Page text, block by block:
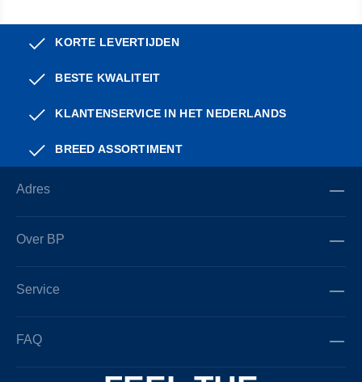
KORTE LEVERTIJDEN
BESTE KWALITEIT
KLANTENSERVICE IN HET NEDERLANDS
BREED ASSORTIMENT
Adres
Over BP
Service
FAQ